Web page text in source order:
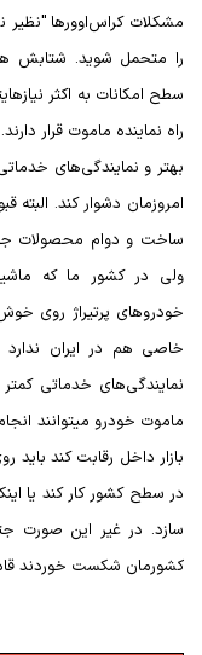
مشکلات کراس‌اوورها
را متحمل شوید. شتابش
سطح امکانات به اکثر
بهتر و نمایندگی‌های
امروزمان دشوار کند. البته
ساخت و دوام محصولات
ولی در کشور ما که
خودروهای پرتیراژ روی
خاصی هم در ایران
نمایندگی‌های خدماتی
ماموت خودرو میتوانند
بازار داخل رقابت کند
در سطح کشور کار کند یا
سازد. در غیر این صورت
کشورمان شکست خوردند